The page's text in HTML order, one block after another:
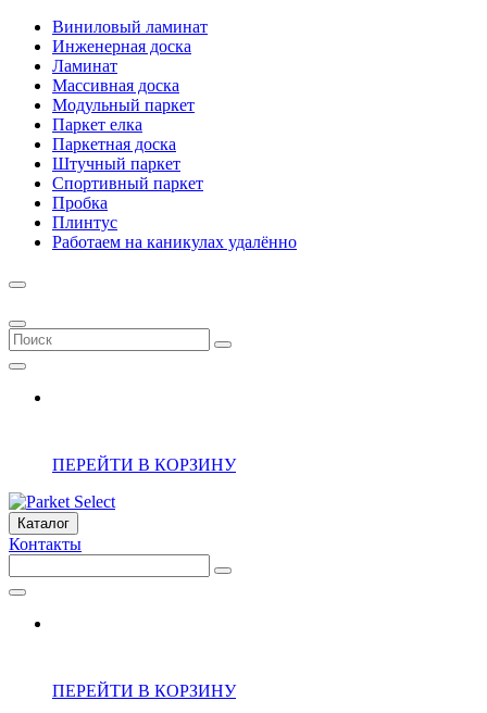
Виниловый ламинат
Инженерная доска
Ламинат
Массивная доска
Модульный паркет
Паркет елка
Паркетная доска
Штучный паркет
Спортивный паркет
Пробка
Плинтус
Работаем на каникулах удалённо
ПЕРЕЙТИ В КОРЗИНУ
Каталог
Контакты
ПЕРЕЙТИ В КОРЗИНУ